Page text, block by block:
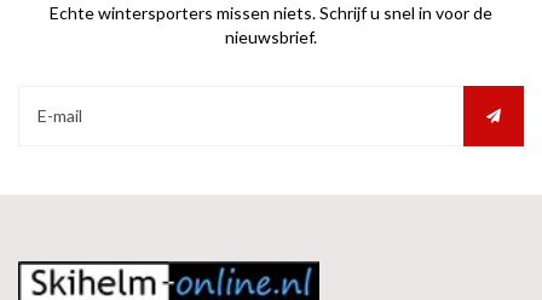
Echte wintersporters missen niets. Schrijf u snel in voor de
nieuwsbrief.